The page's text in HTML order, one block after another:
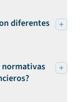
diferentes
normativas